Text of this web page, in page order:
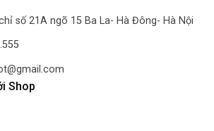
số 21A ngõ 15 Ba La- Hà Đông- Hà Nội
Shop